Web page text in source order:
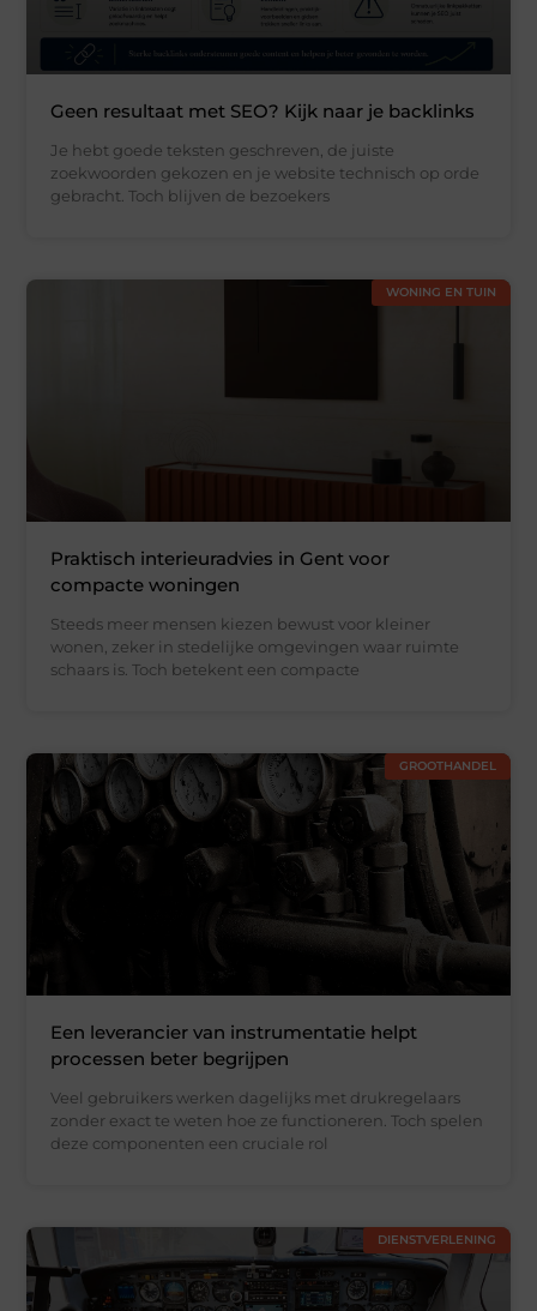
Geen resultaat met SEO? Kijk naar je backlinks
Je hebt goede teksten geschreven, de juiste
zoekwoorden gekozen en je website technisch op orde
gebracht. Toch blijven de bezoekers
WONING EN TUIN
Praktisch interieuradvies in Gent voor
compacte woningen
Steeds meer mensen kiezen bewust voor kleiner
wonen, zeker in stedelijke omgevingen waar ruimte
schaars is. Toch betekent een compacte
GROOTHANDEL
Een leverancier van instrumentatie helpt
processen beter begrijpen
Veel gebruikers werken dagelijks met drukregelaars
zonder exact te weten hoe ze functioneren. Toch spelen
deze componenten een cruciale rol
DIENSTVERLENING